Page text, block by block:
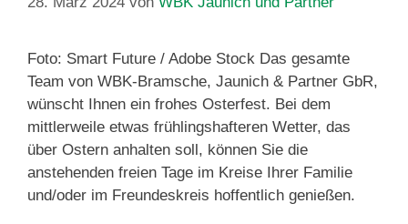
Foto: Smart Future / Adobe Stock Das gesamte
Team von WBK-Bramsche, Jaunich & Partner GbR,
wünscht Ihnen ein frohes Osterfest. Bei dem
mittlerweile etwas frühlingshafteren Wetter, das
über Ostern anhalten soll, können Sie die
anstehenden freien Tage im Kreise Ihrer Familie
und/oder im Freundeskreis hoffentlich genießen.